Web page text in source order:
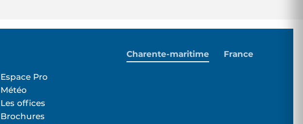
Espace Pro
Météo
Les offices
Brochures
Charente-maritime France